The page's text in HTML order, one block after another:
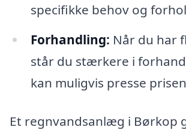
specifikke behov og
Forhandling: Når du har
står du stærkere i
kan muligvis presse
Et regnvandsanlæg i Børkop